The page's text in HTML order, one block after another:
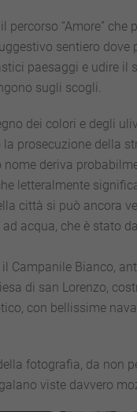
percorso “Amore” che
sentiero dove
paesaggi e udire il
sugli scogli.
dei colori e degli
la prosecuzione della
nome deriva
letteralmente
città si può ancora
acqua, che è stato
il Campanile Bianco,
di san Lorenzo,
con bellissime
fotografia, da non
viste davvero